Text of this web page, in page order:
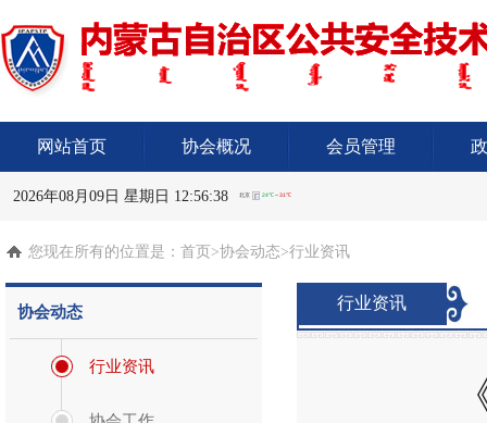
网站首页 协会概况 会员管理
2026年08月09日 星期日 12:56:38
您现在所有的位置是： 首页 >协会动态>行业资讯
协会动态
行业资讯
行业资讯